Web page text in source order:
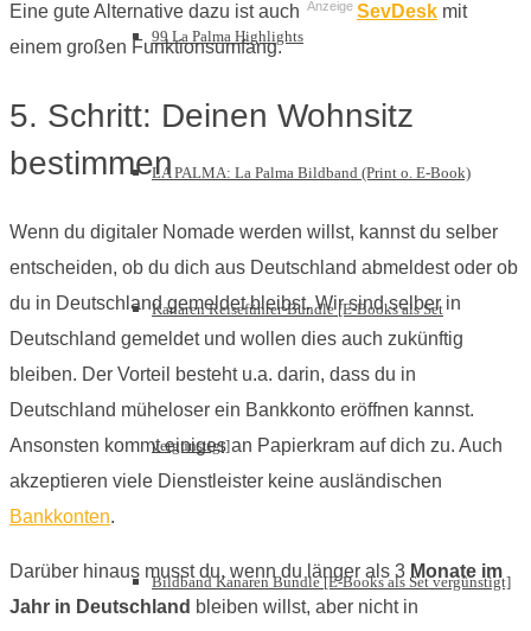
99 La Palma Highlights
LA PALMA: La Palma Bildband (Print o. E-Book)
Kanaren Reiseführer-Bundle [E-Books als Set
vergünstigt]
Bildband Kanaren Bundle [E-Books als Set vergünstigt]
Eine gute Alternative dazu ist auch Anzeige SevDesk mit
einem großen Funktionsumfang.
5. Schritt: Deinen Wohnsitz
bestimmen
Wenn du digitaler Nomade werden willst, kannst du selber
entscheiden, ob du dich aus Deutschland abmeldest oder ob
du in Deutschland gemeldet bleibst. Wir sind selber in
Deutschland gemeldet und wollen dies auch zukünftig
bleiben. Der Vorteil besteht u.a. darin, dass du in
Deutschland müheloser ein Bankkonto eröffnen kannst.
Ansonsten kommt einiges an Papierkram auf dich zu. Auch
akzeptieren viele Dienstleister keine ausländischen
Bankkonten.
Darüber hinaus musst du, wenn du länger als 3 Monate im
Jahr in Deutschland bleiben willst, aber nicht in